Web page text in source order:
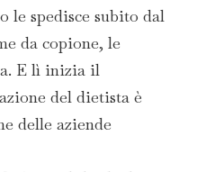
le spedisce subito dal
da copione, le
E lì inizia il
del dietista è
delle aziende